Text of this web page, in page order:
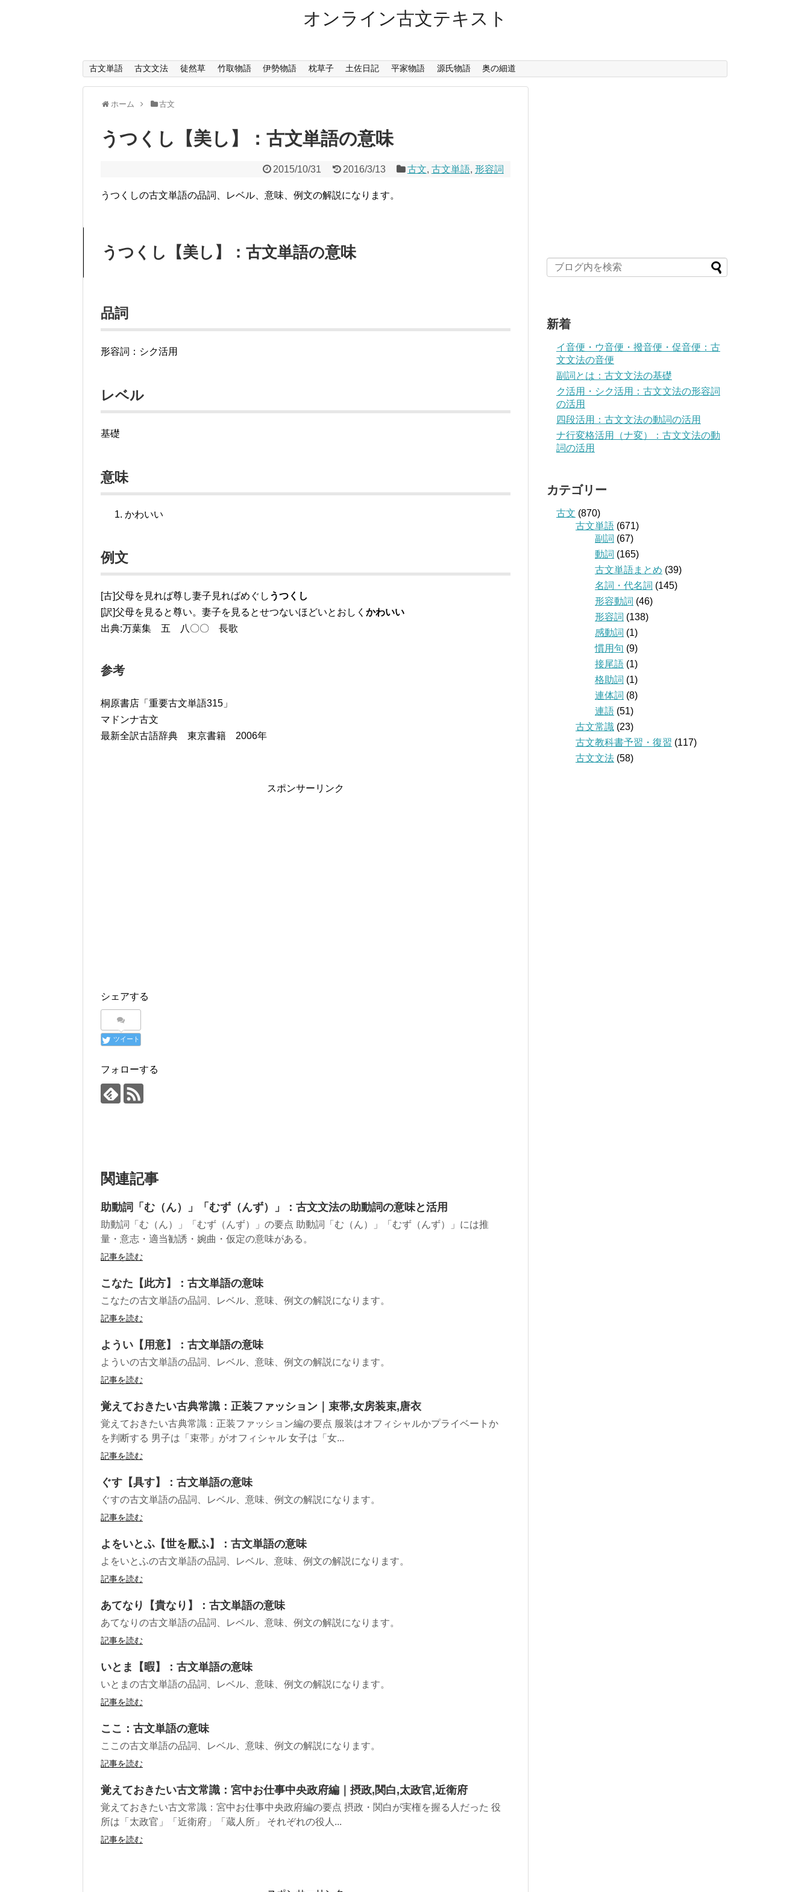
オンライン古文テキスト
古文単語 古文文法 徒然草 竹取物語 伊勢物語 枕草子 土佐日記 平家物語 源氏物語 奥の細道
ホーム 古文
うつくし【美し】：古文単語の意味
2015/10/31 2016/3/13 古文, 古文単語, 形容詞
うつくしの古文単語の品詞、レベル、意味、例文の解説になります。
うつくし【美し】：古文単語の意味
品詞
形容詞：シク活用
レベル
基礎
意味
かわいい
例文
[古]父母を見れば尊し妻子見ればめぐし うつくし
[訳]父母を見ると尊い。妻子を見るとせつないほどいとおしく かわいい
出典:万葉集 五 八〇〇 長歌
参考
桐原書店「重要古文単語315」
マドンナ古文
最新全訳古語辞典 東京書籍 2006年
スポンサーリンク
シェアする
ツイート
フォローする
関連記事
助動詞「む（ん）」「むず（んず）」：古文文法の助動詞の意味と活用
助動詞「む（ん）」「むず（んず）」の要点 助動詞「む（ん）」「むず（んず）」には推
量・意志・適当勧誘・婉曲・仮定の意味がある。
記事を読む
こなた【此方】：古文単語の意味
こなたの古文単語の品詞、レベル、意味、例文の解説になります。
記事を読む
ようい【用意】：古文単語の意味
よういの古文単語の品詞、レベル、意味、例文の解説になります。
記事を読む
覚えておきたい古典常識：正装ファッション｜束帯,女房装束,唐衣
覚えておきたい古典常識：正装ファッション編の要点 服装はオフィシャルかプライベートか
を判断する 男子は「束帯」がオフィシャル 女子は「女...
記事を読む
ぐす【具す】：古文単語の意味
ぐすの古文単語の品詞、レベル、意味、例文の解説になります。
記事を読む
よをいとふ【世を厭ふ】：古文単語の意味
よをいとふの古文単語の品詞、レベル、意味、例文の解説になります。
記事を読む
あてなり【貴なり】：古文単語の意味
あてなりの古文単語の品詞、レベル、意味、例文の解説になります。
記事を読む
いとま【暇】：古文単語の意味
いとまの古文単語の品詞、レベル、意味、例文の解説になります。
記事を読む
ここ：古文単語の意味
ここの古文単語の品詞、レベル、意味、例文の解説になります。
記事を読む
覚えておきたい古文常識：宮中お仕事中央政府編｜摂政,関白,太政官,近衛府
覚えておきたい古文常識：宮中お仕事中央政府編の要点 摂政・関白が実権を握る人だった 役
所は「太政官」「近衛府」「蔵人所」 それぞれの役人...
記事を読む
新着
イ音便・ウ音便・撥音便・促音便：古
文文法の音便
副詞とは：古文文法の基礎
ク活用・シク活用：古文文法の形容詞
の活用
四段活用：古文文法の動詞の活用
ナ行変格活用（ナ変）：古文文法の動
詞の活用
カテゴリー
古文 (870)
古文単語 (671)
副詞 (67)
動詞 (165)
古文単語まとめ (39)
名詞・代名詞 (145)
形容動詞 (46)
形容詞 (138)
感動詞 (1)
慣用句 (9)
接尾語 (1)
格助詞 (1)
連体詞 (8)
連語 (51)
古文常識 (23)
古文教科書予習・復習 (117)
古文文法 (58)